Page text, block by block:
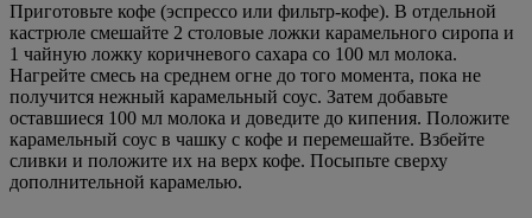
Приготовьте кофе (эспрессо или фильтр-кофе). В отдельной
кастрюле смешайте 2 столовые ложки карамельного сиропа и
1 чайную ложку коричневого сахара со 100 мл молока.
Нагрейте смесь на среднем огне до того момента, пока не
получится нежный карамельный соус. Затем добавьте
оставшиеся 100 мл молока и доведите до кипения. Положите
карамельный соус в чашку с кофе и перемешайте. Взбейте
сливки и положите их на верх кофе. Посыпьте сверху
дополнительной карамелью.